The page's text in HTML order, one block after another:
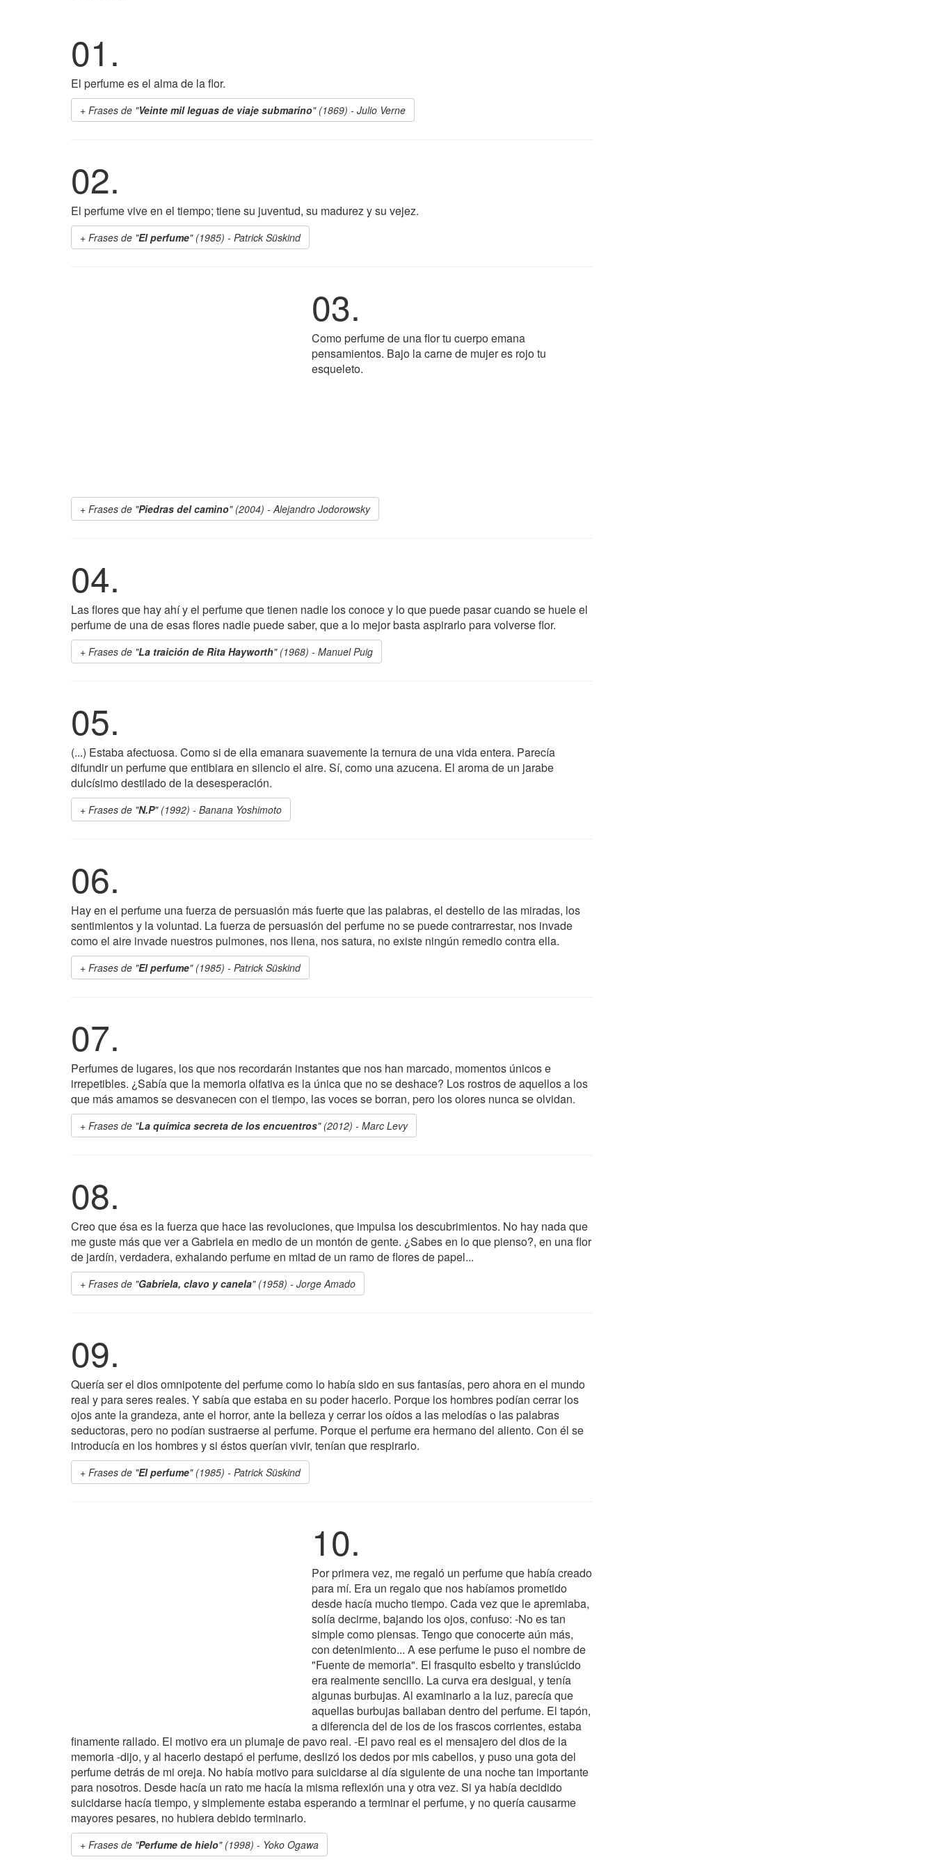
01.
El perfume es el alma de la flor.
Frases de "Veinte mil leguas de viaje submarino" (1869) - Julio Verne
02.
El perfume vive en el tiempo; tiene su juventud, su madurez y su vejez.
Frases de "El perfume" (1985) - Patrick Süskind
03.
Como perfume de una flor tu cuerpo emana
pensamientos. Bajo la carne de mujer es rojo tu
esqueleto.
Frases de "Piedras del camino" (2004) - Alejandro Jodorowsky
04.
Las flores que hay ahí y el perfume que tienen nadie los conoce y lo que puede pasar cuando se huele el
perfume de una de esas flores nadie puede saber, que a lo mejor basta aspirarlo para volverse flor.
Frases de "La traición de Rita Hayworth" (1968) - Manuel Puig
05.
(...) Estaba afectuosa. Como si de ella emanara suavemente la ternura de una vida entera. Parecía
difundir un perfume que entibiara en silencio el aire. Sí, como una azucena. El aroma de un jarabe
dulcísimo destilado de la desesperación.
Frases de "N.P" (1992) - Banana Yoshimoto
06.
Hay en el perfume una fuerza de persuasión más fuerte que las palabras, el destello de las miradas, los
sentimientos y la voluntad. La fuerza de persuasión del perfume no se puede contrarrestar, nos invade
como el aire invade nuestros pulmones, nos llena, nos satura, no existe ningún remedio contra ella.
Frases de "El perfume" (1985) - Patrick Süskind
07.
Perfumes de lugares, los que nos recordarán instantes que nos han marcado, momentos únicos e
irrepetibles. ¿Sabía que la memoria olfativa es la única que no se deshace? Los rostros de aquellos a los
que más amamos se desvanecen con el tiempo, las voces se borran, pero los olores nunca se olvidan.
Frases de "La química secreta de los encuentros" (2012) - Marc Levy
08.
Creo que ésa es la fuerza que hace las revoluciones, que impulsa los descubrimientos. No hay nada que
me guste más que ver a Gabriela en medio de un montón de gente. ¿Sabes en lo que pienso?, en una flor
de jardín, verdadera, exhalando perfume en mitad de un ramo de flores de papel...
Frases de "Gabriela, clavo y canela" (1958) - Jorge Amado
09.
Quería ser el dios omnipotente del perfume como lo había sido en sus fantasías, pero ahora en el mundo
real y para seres reales. Y sabía que estaba en su poder hacerlo. Porque los hombres podían cerrar los
ojos ante la grandeza, ante el horror, ante la belleza y cerrar los oídos a las melodías o las palabras
seductoras, pero no podían sustraerse al perfume. Porque el perfume era hermano del aliento. Con él se
introducía en los hombres y si éstos querían vivir, tenían que respirarlo.
Frases de "El perfume" (1985) - Patrick Süskind
10.
Por primera vez, me regaló un perfume que había creado
para mí. Era un regalo que nos habíamos prometido
desde hacía mucho tiempo. Cada vez que le apremiaba,
solía decirme, bajando los ojos, confuso: -No es tan
simple como piensas. Tengo que conocerte aún más,
con detenimiento... A ese perfume le puso el nombre de
"Fuente de memoria". El frasquito esbelto y translúcido
era realmente sencillo. La curva era desigual, y tenía
algunas burbujas. Al examinarlo a la luz, parecía que
aquellas burbujas bailaban dentro del perfume. El tapón,
a diferencia del de los de los frascos corrientes, estaba
finamente rallado. El motivo era un plumaje de pavo real. -El pavo real es el mensajero del dios de la
memoria -dijo, y al hacerlo destapó el perfume, deslizó los dedos por mis cabellos, y puso una gota del
perfume detrás de mi oreja. No había motivo para suicidarse al día siguiente de una noche tan importante
para nosotros. Desde hacía un rato me hacía la misma reflexión una y otra vez. Si ya había decidido
suicidarse hacía tiempo, y simplemente estaba esperando a terminar el perfume, y no quería causarme
mayores pesares, no hubiera debido terminarlo.
Frases de "Perfume de hielo" (1998) - Yoko Ogawa